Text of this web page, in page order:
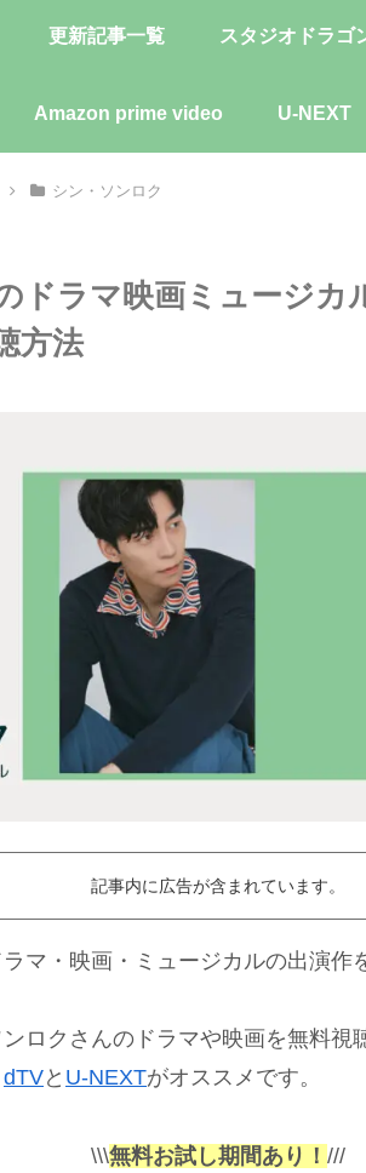
更新記事一覧 スタジオドラゴ
Amazon prime video U-NEXT
シン・ソンロク
ドラマ映画ミュージカ
方法
記事内に広告が含まれています。
マ・映画・ミュージカルの出演作
ロクさんのドラマや映画を無料視
dTVと U-NEXTがオススメです。
\\\無料お試し期間あり！ ///